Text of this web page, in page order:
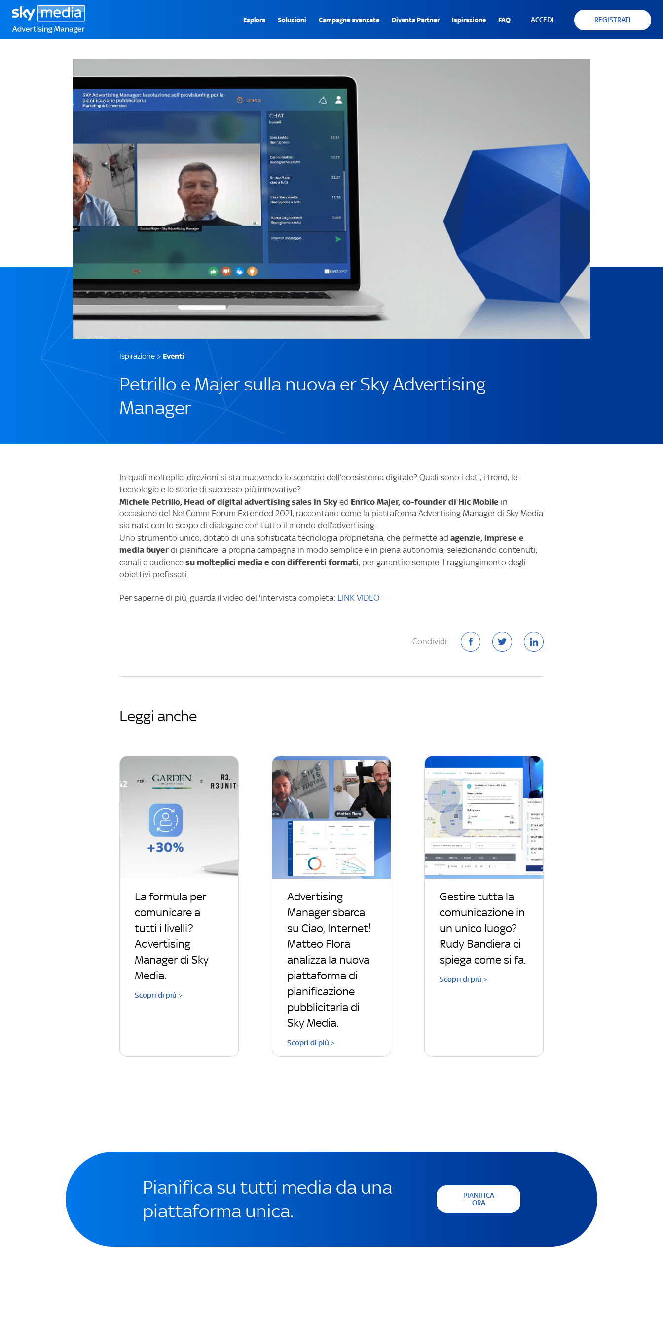
Esplora Soluzioni Campagne avanzate Diventa Partner Ispirazione FAQ ACCEDI REGISTRATI
Ispirazione > Eventi
Petrillo e Majer sulla nuova er Sky Advertising
Manager
In quali molteplici direzioni si sta muovendo lo scenario dell’ecosistema digitale? Quali sono i dati, i trend, le
tecnologie e le storie di successo più innovative?
Michele Petrillo, Head of digital advertising sales in Skyed Enrico Majer, co-founder di Hic Mobile in
occasione del NetComm Forum Extended 2021, raccontano come la piattaforma Advertising Manager di Sky Media
sia nata con lo scopo di dialogare con tutto il mondo dell’advertising.
Uno strumento unico, dotato di una sofisticata tecnologia proprietaria, che permette ad agenzie, imprese e
media buyer di pianificare la propria campagna in modo semplice e in piena autonomia, selezionando contenuti,
canali e audience su molteplici media e con differenti formati, per garantire sempre il raggiungimento degli
obiettivi prefissati.
Per saperne di più, guarda il video dell'intervista completa: LINK VIDEO
Condividi:
Leggi anche
La formula per
comunicare a
tutti i livelli?
Advertising
Manager di Sky
Media.
Scopri di più >
Advertising
Manager sbarca
su Ciao, Internet!
Matteo Flora
analizza la nuova
piattaforma di
pianificazione
pubblicitaria di
Sky Media.
Scopri di più >
Gestire tutta la
comunicazione in
un unico luogo?
Rudy Bandiera ci
spiega come si fa.
Scopri di più >
Pianifica su tutti media da una
piattaforma unica.
PIANIFICA
ORA